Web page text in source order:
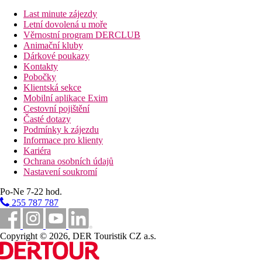
Pokoje
Pokoj Deluxe s 1 manželskou postelí King
Tento pokoj typu Deluxe o velikosti 51 čtverečních metrů nabízí
manželskou postel velikosti King (180 cm x 210 cm). Pokoj má
výhled do zahrady a vlastní balkon. Mezi další vybavení patří
sprchový kout, vysoušeč vlasů a toaletní potřeby. Vychutnejte si
své oblíbené pořady na 55palcové kabelové TV s plochou
obrazovkou. Mezi další přednosti patří prostorný pracovní stůl,
pokojový trezor, klimatizace, zařízení na přípravu kávy a čaje
Nespresso, minibar, telefon s přímou volbou, USB porty pro
nabíjení telefonu a bezplatné WiFi připojení.
Luxusní pokoj s 1 manželskou postelí King a výhledem na
oceán
Pokoj typu Luxury nabízí manželskou postel velikosti King (180
cm x 210 cm). Užijte si výhled na oceán. Mezi další příjemný
luxus patří sprchový kout, vysoušeč vlasů a toaletní potřeby.
Vychutnejte si své oblíbené pořady na 55palcové kabelové TV s
plochou obrazovkou. Mezi další přednosti patří prostorný
pracovní stůl, pokojový trezor, klimatizace, zařízení na přípravu
kávy a čaje Nespresso, minibar, telefon s přímou volbou, USB
porty pro nabíjení telefonu a bezplatné WiFi připojení.
Last minute zájezdy
Letní dovolená u moře
Věrnostní program DERCLUB
Animační kluby
Dárkové poukazy
Kontakty
Pobočky
Klientská sekce
Mobilní aplikace Exim
Cestovní pojištění
Časté dotazy
Podmínky k zájezdu
Informace pro klienty
Kariéra
Ochrana osobních údajů
Nastavení soukromí
Po-Ne 7-22 hod.
255 787 787
Copyright © 2026, DER Touristik CZ a.s.